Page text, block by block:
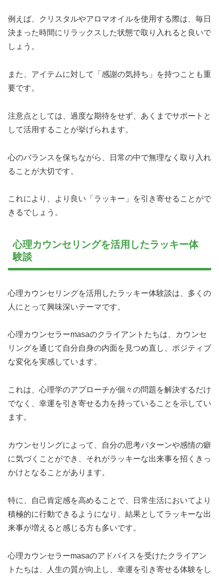
例えば、クリスタルやアロマオイルを使用する際は、毎日
決まった時間にリラックスした状態で取り入れると良いで
しょう。
また、アイテムに対して「感謝の気持ち」を持つことも重
要です。
注意点としては、過度な期待をせず、あくまでサポートと
して活用することが挙げられます。
心のバランスを保ちながら、日常の中で無理なく取り入れ
ることが大切です。
これにより、より良い「ラッキー」を引き寄せることがで
きるでしょう。
心理カウンセリングを活用したラッキー体
験談
心理カウンセリングを活用したラッキー体験談は、多くの
人にとって興味深いテーマです。
心理カウンセラーmasaのクライアントたちは、カウンセ
リングを通じて自分自身の内面を見つめ直し、ポジティブ
な変化を実感しています。
これは、心理学のアプローチが個々の問題を解決するだけ
でなく、幸運を引き寄せる力を持っていることを示してい
ます。
カウンセリングによって、自分の思考パターンや感情の癖
に気づくことができ、それがラッキーな出来事を招くきっ
かけとなることがあります。
特に、自己肯定感を高めることで、日常生活においてより
積極的に行動できるようになり、結果としてラッキーな出
来事が増えると感じる方も多いです。
心理カウンセラーmasaのアドバイスを受けたクライアン
トたちは、人生の質が向上し、幸運を引き寄せる体験をし